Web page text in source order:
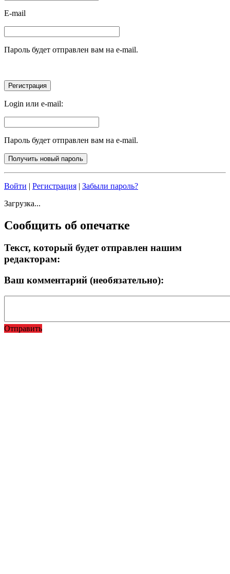
E-mail
Пароль будет отправлен вам на e-mail.
Login или e-mail:
Пароль будет отправлен вам на e-mail.
Войти | Регистрация | Забыли пароль?
Загрузка...
Сообщить об опечатке
Текст, который будет отправлен нашим
редакторам:
Ваш комментарий (необязательно):
Отправить